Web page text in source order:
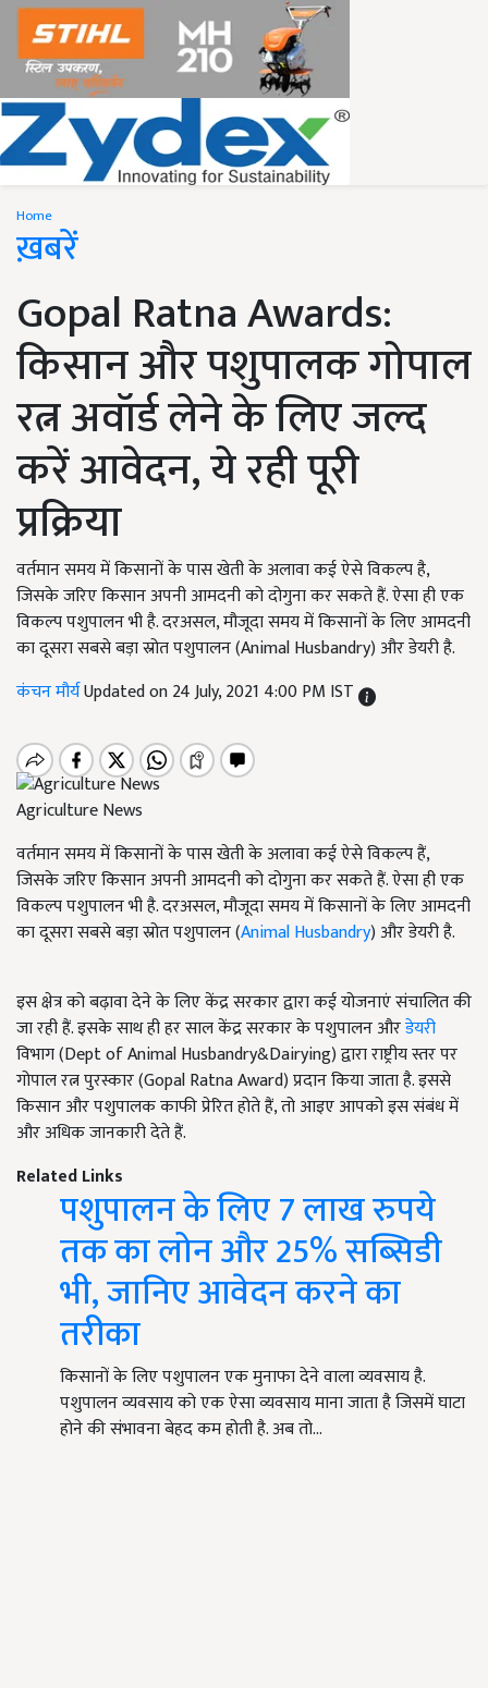
Home
ख़बरें
Gopal Ratna Awards:
किसान और पशुपालक गोपाल
रत्न अवॉर्ड लेने के लिए जल्द
करें आवेदन, ये रही पूरी
प्रक्रिया
वर्तमान समय में किसानों के पास खेती के अलावा कई ऐसे विकल्प है,
जिसके जरिए किसान अपनी आमदनी को दोगुना कर सकते हैं. ऐसा ही एक
विकल्प पशुपालन भी है. दरअसल, मौजूदा समय में किसानों के लिए आमदनी
का दूसरा सबसे बड़ा स्रोत पशुपालन (Animal Husbandry) और डेयरी है.
कंचन मौर्यUpdated on 24 July, 2021 4:00 PM IST
Agriculture News
वर्तमान समय में किसानों के पास खेती के अलावा कई ऐसे विकल्प हैं,
जिसके जरिए किसान अपनी आमदनी को दोगुना कर सकते हैं. ऐसा ही एक
विकल्प पशुपालन भी है. दरअसल, मौजूदा समय में किसानों के लिए आमदनी
का दूसरा सबसे बड़ा स्रोत पशुपालन (Animal Husbandry) और डेयरी है.
इस क्षेत्र को बढ़ावा देने के लिए केंद्र सरकार द्वारा कई योजनाएं संचालित की
जा रही हैं. इसके साथ ही हर साल केंद्र सरकार के पशुपालन औरडेयरी
विभाग (Dept of Animal Husbandry&Dairying) द्वारा राष्ट्रीय स्तर पर
गोपाल रत्न पुरस्कार (Gopal Ratna Award) प्रदान किया जाता है. इससे
किसान और पशुपालक काफी प्रेरित होते हैं, तो आइए आपको इस संबंध में
और अधिक जानकारी देते हैं.
Related Links
पशुपालन के लिए 7 लाख रुपये
तक का लोन और 25% सब्सिडी
भी, जानिए आवेदन करने का
तरीका
किसानों के लिए पशुपालन एक मुनाफा देने वाला व्यवसाय है.
पशुपालन व्यवसाय को एक ऐसा व्यवसाय माना जाता है जिसमें घाटा
होने की संभावना बेहद कम होती है. अब तो…